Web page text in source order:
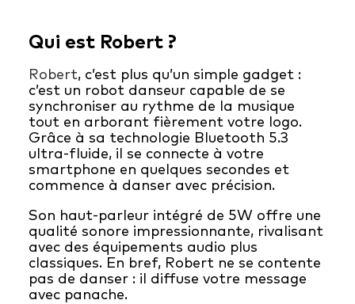
Qui est Robert ?
Robert, c’est plus qu’un simple gadget :
c’est un robot danseur capable de se
synchroniser au rythme de la musique
tout en arborant fièrement votre logo.
Grâce à sa technologie Bluetooth 5.3
ultra-fluide, il se connecte à votre
smartphone en quelques secondes et
commence à danser avec précision.
Son haut-parleur intégré de 5W offre une
qualité sonore impressionnante, rivalisant
avec des équipements audio plus
classiques. En bref, Robert ne se contente
pas de danser : il diffuse votre message
avec panache.